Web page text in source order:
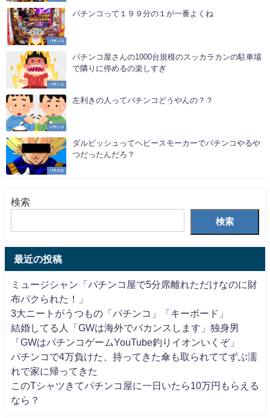
パチンコ
パチンコって１９９分の１が一番よくね
パチンコ
パチンコ屋さんの1000台規模のスッカラカンの駐車場
で隣りに停めるの楽しすぎ
パチンコ
左利きの人ってパチンコどうやんの？？
パチスロ
ダルビッシュってヘビースモーカーでパチンコやるや
つだったんだろ？
検索
検索
最近の投稿
ミュージシャン「パチンコ屋で5分席離れただけなのに財
布パクられた！」
3大ニートがうつもの「パチンコ」「キーボード」
結婚してる人「GWは海外でバカンスします」独身男
「GWはパチンコゲームYouTube釣りイオンいくぞ」
パチンコで4万負けた、持ってきた傘も取られててずぶ濡
れで家に帰ってきた
このTシャツきてパチンコ屋に一日いたら10万円もらえる
なら？